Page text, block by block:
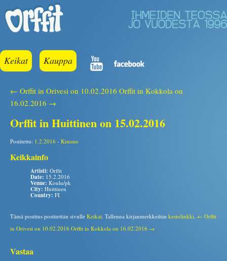
Keikat Kauppa
← Orffit in Orivesi on 10.02.2016 Orffit in Kokkola on
16.02.2016 →
Orffit in Huittinen on 15.02.2016
Postitettu: 1.2.2016 - Kimmo
Keikkainfo
Artisti: Orffit
Date: 15.2.2016
Venue: Koulu/pk
City: Huittinen
Country: FI
Tämä postitus postitettiin sivulle Keikat . Tallenna kirjanmerkkeihin kestolinkki ← Orffit
in Orivesi on 10.02.2016 Orffit in Kokkola on 16.02.2016 →
Vastaa